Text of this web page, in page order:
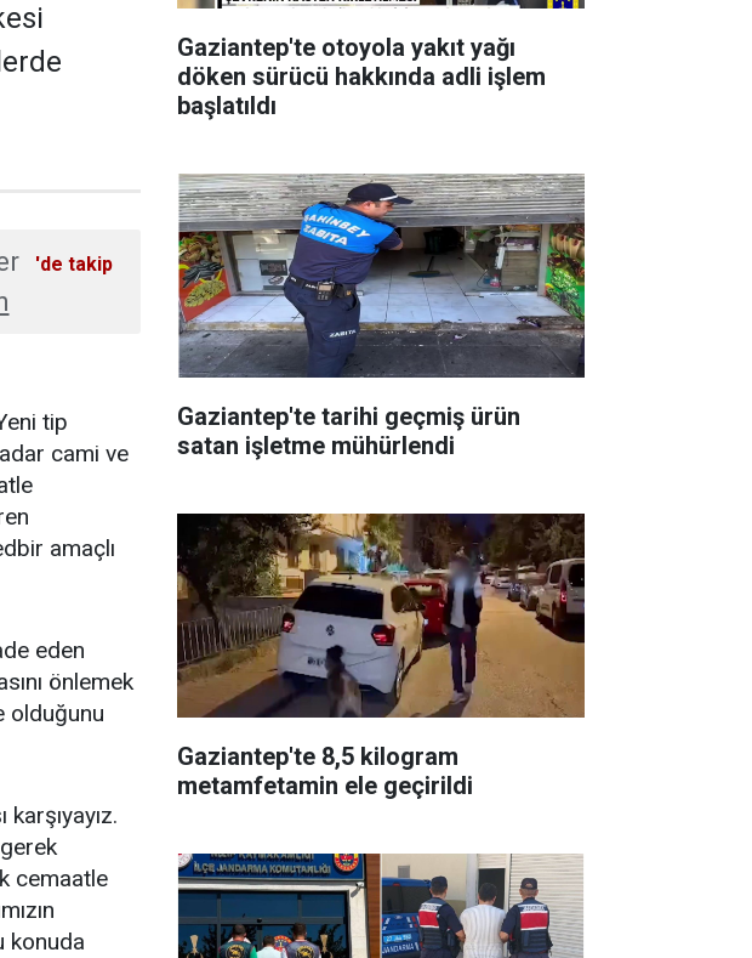
'de takip
tip
cami ve
amaçlı
eden
önlemek
olduğunu
cemaatle
konuda
Gaziantep'te otoyola yakıt yağı
döken sürücü hakkında adli işlem
başlatıldı
Gaziantep'te tarihi geçmiş ürün
satan işletme mühürlendi
Gaziantep'te 8,5 kilogram
metamfetamin ele geçirildi